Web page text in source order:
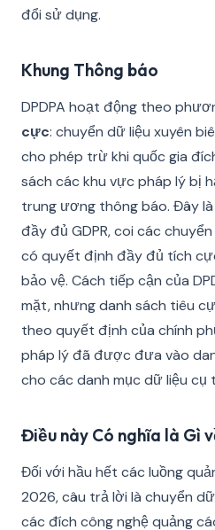
đổi sử dụng.
Khung Thông báo
DPDPA hoạt động theo
cực: chuyển dữ liệu xuyên
cho phép trừ khi quốc gia
sách các khu vực pháp lý bị
trung ương thông báo. Đây
đầy đủ GDPR, coi các
có quyết định đầy đủ tích
bảo vệ. Cách tiếp cận của
mặt, nhưng danh sách tiêu
theo quyết định của chính
pháp lý đã được đưa vào
cho các danh mục dữ liệu cụ
Điều này Có nghĩa là Gì
Đối với hầu hết các luồng
2026, câu trả lời là chuyển
các đích công nghệ quảng